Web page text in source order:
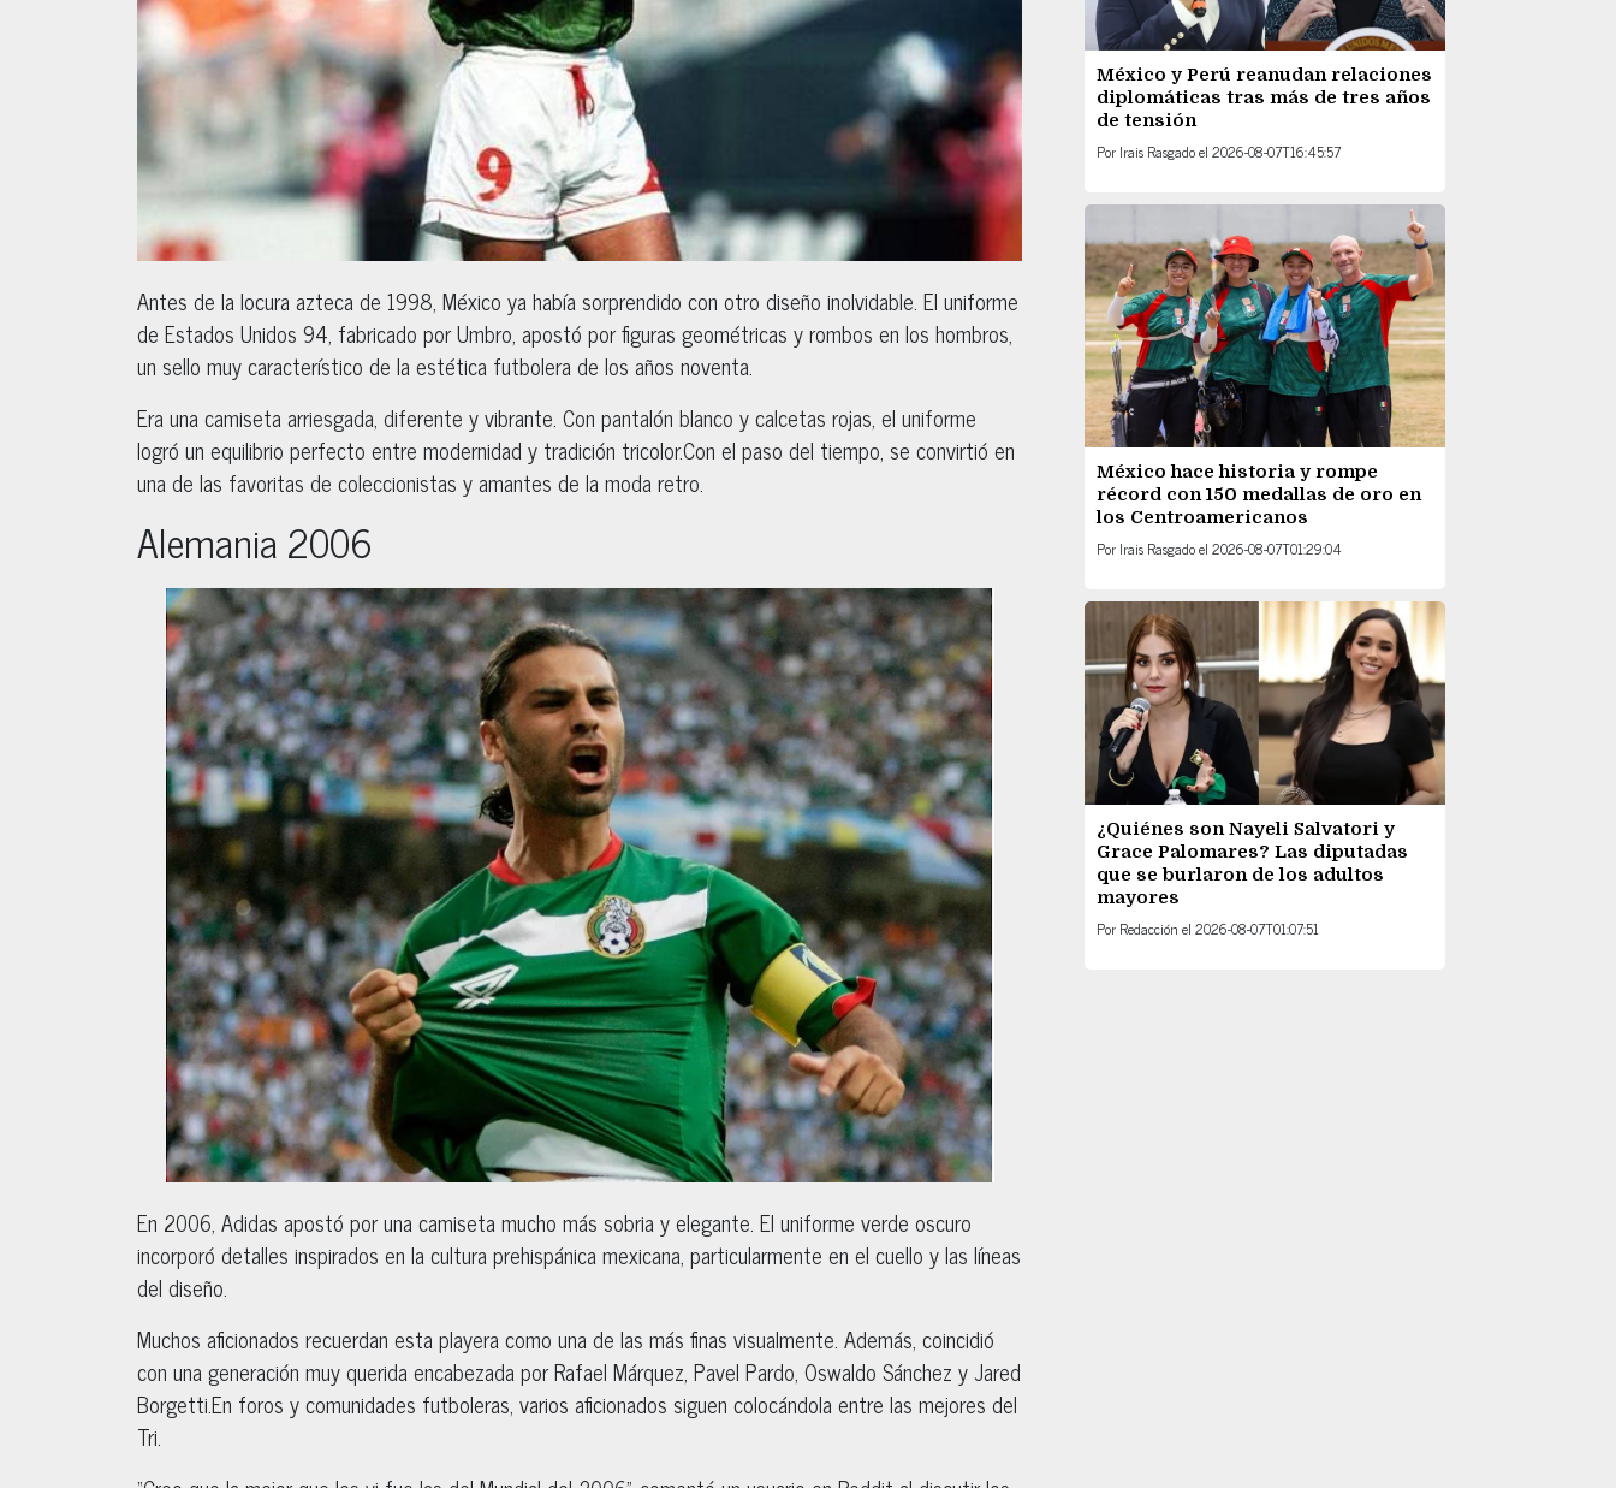
Antes de la locura azteca de 1998, México ya había sorprendido con otro diseño inolvidable. El uniforme
de Estados Unidos 94, fabricado por Umbro, apostó por figuras geométricas y rombos en los hombros,
un sello muy característico de la estética futbolera de los años noventa.
Era una camiseta arriesgada, diferente y vibrante. Con pantalón blanco y calcetas rojas, el uniforme
logró un equilibrio perfecto entre modernidad y tradición tricolor.Con el paso del tiempo, se convirtió en
una de las favoritas de coleccionistas y amantes de la moda retro.
Alemania 2006
En 2006, Adidas apostó por una camiseta mucho más sobria y elegante. El uniforme verde oscuro
incorporó detalles inspirados en la cultura prehispánica mexicana, particularmente en el cuello y las líneas
del diseño.
Muchos aficionados recuerdan esta playera como una de las más finas visualmente. Además, coincidió
con una generación muy querida encabezada por Rafael Márquez, Pavel Pardo, Oswaldo Sánchez y Jared
Borgetti.En foros y comunidades futboleras, varios aficionados siguen colocándola entre las mejores del
Tri.
México y Perú reanudan relaciones
diplomáticas tras más de tres años
de tensión
Por Irais Rasgadoel 2026-08-07T16:45:57
México hace historia y rompe
récord con 150 medallas de oro en
los Centroamericanos
Por Irais Rasgadoel 2026-08-07T01:29:04
¿Quiénes son Nayeli Salvatori y
Grace Palomares? Las diputadas
que se burlaron de los adultos
mayores
Por Redacción el 2026-08-07T01:07:51